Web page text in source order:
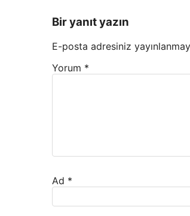
Bir yanıt yazın
E-posta adresiniz
Yorum *
Ad *